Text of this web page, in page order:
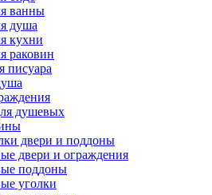
ванны
душа
кухни
раковин
писуара
душевых
двери и поддоны
двери и ограждения
поддоны
уголки